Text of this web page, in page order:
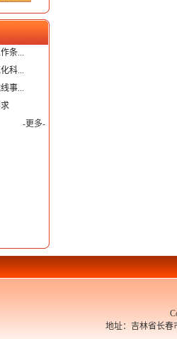
条...
科...
事...
-更多-
地址：吉林省长春